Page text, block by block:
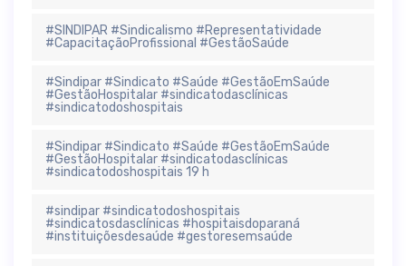
#SINDIPAR #Sindicalismo #Representatividade
#CapacitaçãoProfissional #GestãoSaúde
#Sindipar #Sindicato #Saúde #GestãoEmSaúde
#GestãoHospitalar #sindicatodasclínicas
#sindicatodoshospitais
#Sindipar #Sindicato #Saúde #GestãoEmSaúde
#GestãoHospitalar #sindicatodasclínicas
#sindicatodoshospitais 19 h
#sindipar #sindicatodoshospitais
#sindicatosdasclínicas #hospitaisdoparaná
#instituiçõesdesaúde #gestoresemsaúde